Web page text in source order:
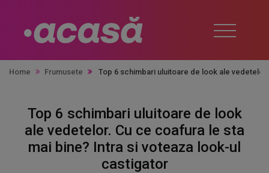
Home Frumusete Top 6 schimbari uluitoare de look ale
Top 6 schimbari uluitoare de look
ale vedetelor. Cu ce coafura le sta
mai bine? Intra si voteaza look-ul
castigator